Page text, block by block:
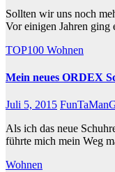
Sollten wir uns noch
Vor einigen Jahren
TOP100 Wohnen
Mein neues ORDEX
Juli 5, 2015
Als ich das neue
führte mich mein Weg
Wohnen